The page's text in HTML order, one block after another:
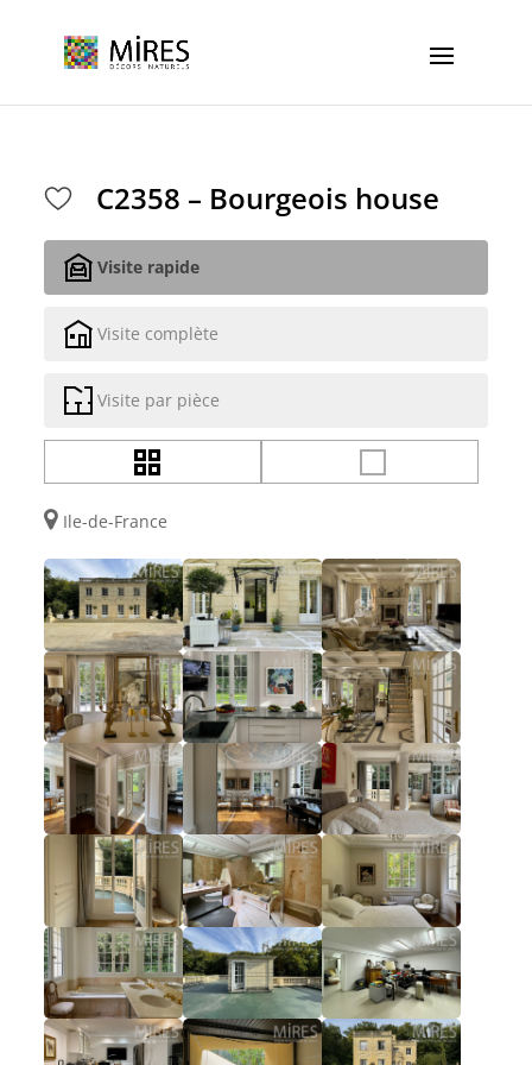
C2358 – Bourgeois house
Visite rapide
Visite complète
Visite par pièce
Ile-de-France